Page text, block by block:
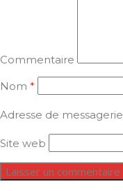
Commentaire
Nom *
Adresse de messagerie
Site web